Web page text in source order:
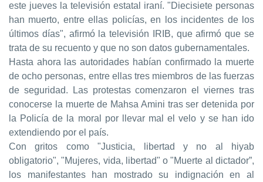
este jueves la televisión estatal iraní. "Diecisiete personas
han muerto, entre ellas policías, en los incidentes de los
últimos días", afirmó la televisión IRIB, que afirmó que se
trata de su recuento y que no son datos gubernamentales.
Hasta ahora las autoridades habían confirmado la muerte
de ocho personas, entre ellas tres miembros de las fuerzas
de seguridad. Las protestas comenzaron el viernes tras
conocerse la muerte de Mahsa Amini tras ser detenida por
la Policía de la moral por llevar mal el velo y se han ido
extendiendo por el país.
Con gritos como "Justicia, libertad y no al hiyab
obligatorio", "Mujeres, vida, libertad" o "Muerte al dictador”,
los manifestantes han mostrado su indignación en al